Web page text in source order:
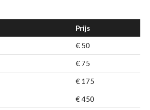
Prijs
€ 50
€ 75
€ 175
€ 450